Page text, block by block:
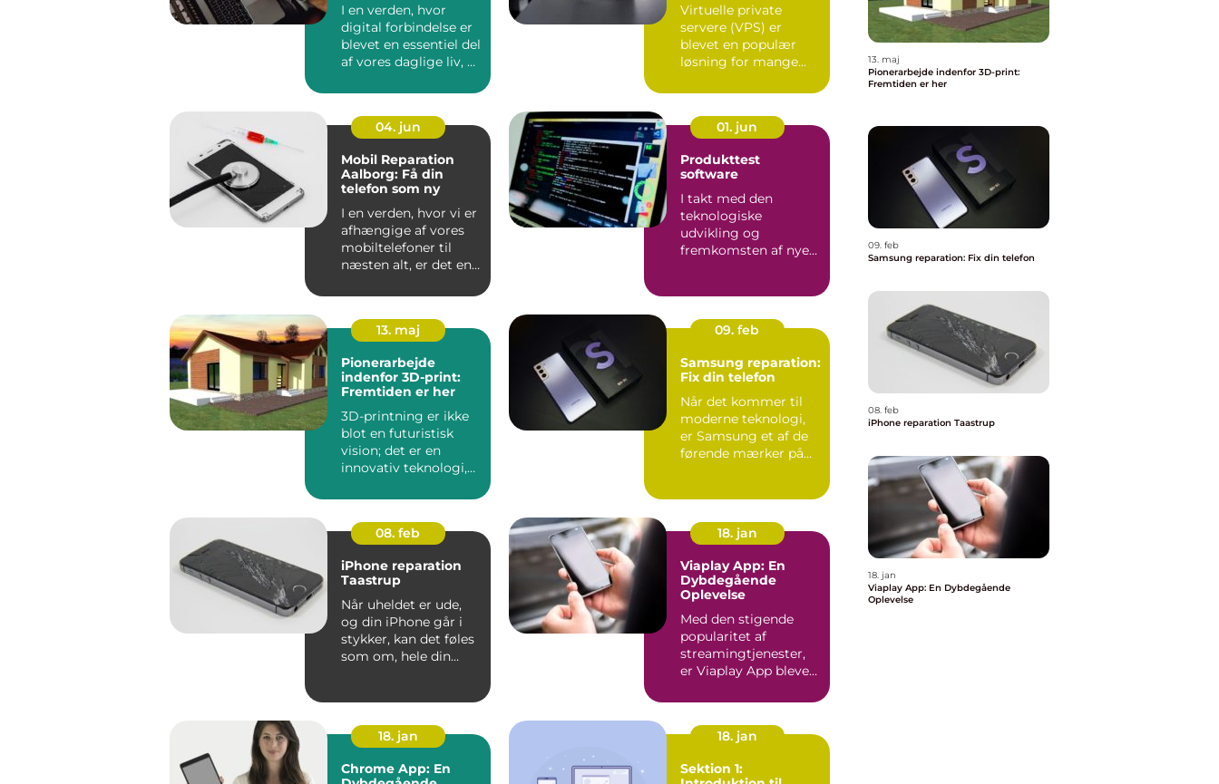
I en verden, hvor
digital forbindelse er
blevet en essentiel del
af vores daglige liv, er
Virtuelle private
servere (VPS) er
blevet en populær
løsning for mange
04. jun
Mobil Reparation
Aalborg: Få din
telefon som ny
I en verden, hvor vi er
afhængige af vores
mobiltelefoner til
næsten alt, er det en
01. jun
Produkttest
software
I takt med den
teknologiske
udvikling og
fremkomsten af nye
13. maj
Pionerarbejde
indenfor 3D-print:
Fremtiden er her
3D-printning er ikke
blot en futuristisk
vision; det er en
innovativ teknologi,
...
09. feb
Samsung reparation:
Fix din telefon
Når det kommer til
moderne teknologi,
er Samsung et af de
førende mærker på
08. feb
iPhone reparation
Taastrup
Når uheldet er ude,
og din iPhone går i
stykker, kan det føles
som om, hele din
18. jan
Viaplay App: En
Dybdegående
Oplevelse
Med den stigende
popularitet af
streamingtjenester,
er Viaplay App blevet
platforme...
18. jan
Chrome App: En
18. jan
Sektion 1:
13. maj
Pionerarbejde indenfor 3D-print:
Fremtiden er her
09. feb
Samsung reparation: Fix din telefon
08. feb
iPhone reparation Taastrup
18. jan
Viaplay App: En Dybdegående
Oplevelse